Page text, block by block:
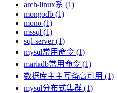
arch-linux系 (1)
mongodb (1)
mono (1)
mssql (1)
sql-server (1)
mysql常用命令 (1)
mariadb常用命令 (1)
数据库主主互备高可用 (1)
mysql分布式集群 (1)